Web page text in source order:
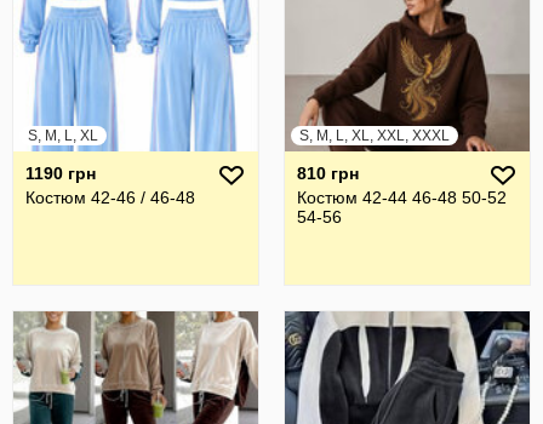
S, M, L, XL
1190 грн
Костюм 42-46 / 46-48
S, M, L, XL, XXL, XXXL
810 грн
Костюм 42-44 46-48 50-52
54-56